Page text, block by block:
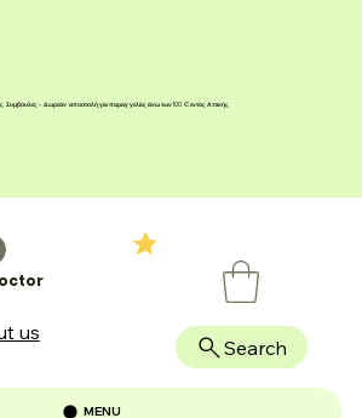
Συμβουλές - Δωρεάν αποστολή για παραγγελίες άνω των 100 € εντός Αττικής
Search
MENU
us